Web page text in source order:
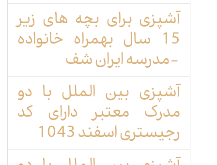
آشپزی برای بچه های زیر
15 سال بهمراه خانواده
-مدرسه ایران شف
آشپزی بین الملل با دو
مدرک معتبر دارای کد
رجیستری اسفند 1043